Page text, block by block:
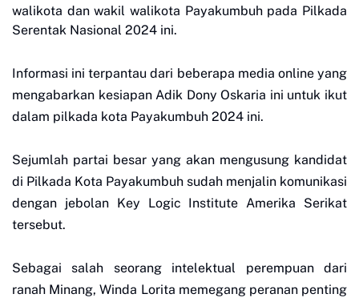
walikota dan wakil walikota Payakumbuh pada Pilkada
Serentak Nasional 2024 ini.
Informasi ini terpantau dari beberapa media online yang
mengabarkan kesiapan Adik Dony Oskaria ini untuk ikut
dalam pilkada kota Payakumbuh 2024 ini.
Sejumlah partai besar yang akan mengusung kandidat
di Pilkada Kota Payakumbuh sudah menjalin komunikasi
dengan jebolan Key Logic Institute Amerika Serikat
tersebut.
Sebagai salah seorang intelektual perempuan dari
ranah Minang, Winda Lorita memegang peranan penting